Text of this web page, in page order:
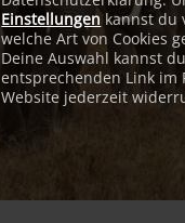
Einstellungen kannst du
welche Art von Cookies
Deine Auswahl kannst
entsprechenden Link im
Website jederzeit